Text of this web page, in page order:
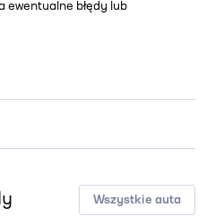
ewentualne błędy lub
Wszystkie auta